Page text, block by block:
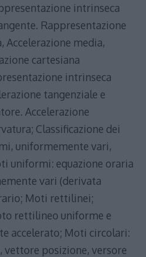
intrinseca
Rappresentazione
Accelerazione media,
cartesiana
intrinseca
tangenziale e
Accelerazione
Classificazione dei
uniformemente vari,
uniformi: equazione oraria
vari (derivata
Moti rettilinei;
rettilineo uniforme e
accelerato; Moti circolari:
vettore posizione, versore